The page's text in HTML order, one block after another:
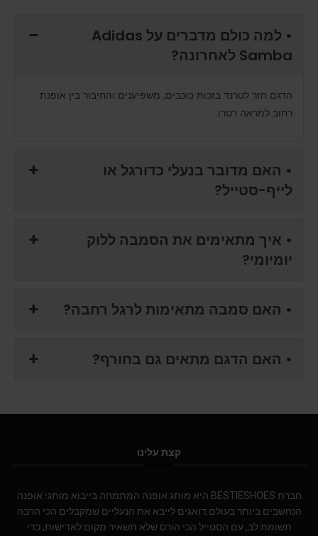
• למה כולם מדברים על Adidas
Samba לאחרונה?
הדגם חזר לטרנד בזכות כוכבים, משפיענים והחיבור בין אופנת
רחוב למראה רטרו.
• האם מדובר בנעלי כדורגל או
לייף-סטייל?
• איך מתאימים את הסמבה ללוק
יומיומי?
• האם סמבה מתאימות לרגל רחבה?
• האם הדגם מתאים גם בחורף?
קצת עלינו
חברת BESTIESHOES היא מותג אופנה המתמחה בייבוא מותגי אופנה
הנחשבים ביותר בעולם.דואגים לייבא את הנעליים שמקבלים הכי הרבה
תשומת לב, עם הסטייל הכי הורס שלא תשאיר מקום לאדישות, כדי